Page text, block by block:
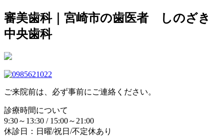
審美歯科｜宮崎市の歯医者 しのざき
中央歯科
ご来院前は、必ず事前にご連絡ください。
診療時間について
9:30～13:30 / 15:00～21:00
休診日：日曜/祝日/不定休あり